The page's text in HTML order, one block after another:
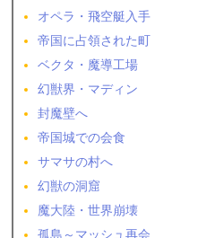
オペラ・飛空艇入手
帝国に占領された町
ベクタ・魔導工場
幻獣界・マディン
封魔壁へ
帝国城での会食
サマサの村へ
幻獣の洞窟
魔大陸・世界崩壊
孤島～マッシュ再会